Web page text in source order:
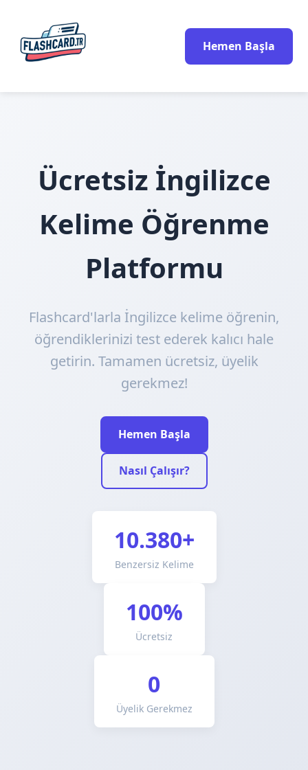
Hemen Başla
Ücretsiz İngilizce
Kelime Öğrenme
Platformu
Flashcard'larla İngilizce kelime öğrenin,
öğrendiklerinizi test ederek kalıcı hale
getirin. Tamamen ücretsiz, üyelik
gerekmez!
Hemen Başla
Nasıl Çalışır?
10.380+
Benzersiz Kelime
100%
Ücretsiz
0
Üyelik Gerekmez